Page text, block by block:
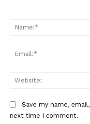
Save my name,
next time I comment.